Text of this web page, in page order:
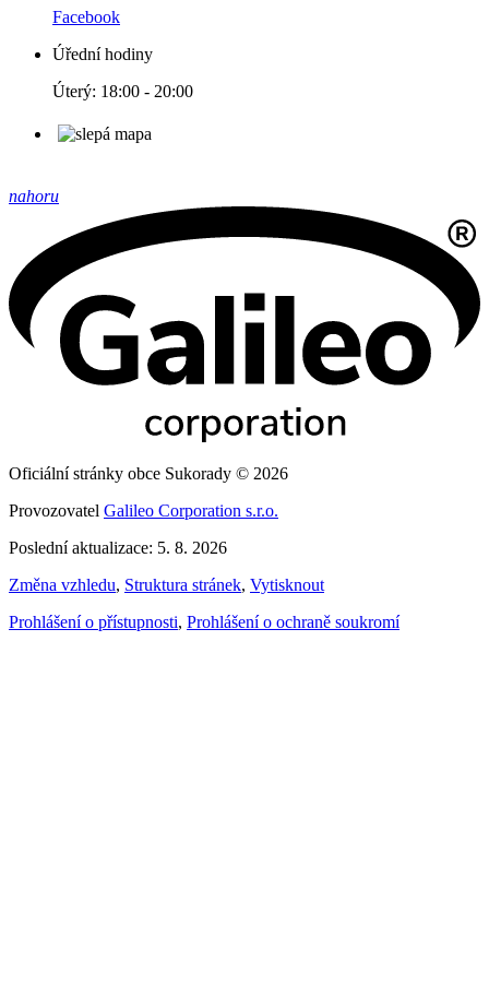
Facebook
Úřední hodiny
Úterý: 18:00 - 20:00
nahoru
Oficiální stránky obce Sukorady © 2026
Provozovatel Galileo Corporation s.r.o.
Poslední aktualizace: 5. 8. 2026
Změna vzhledu, Struktura stránek, Vytisknout
Prohlášení o přístupnosti, Prohlášení o ochraně soukromí